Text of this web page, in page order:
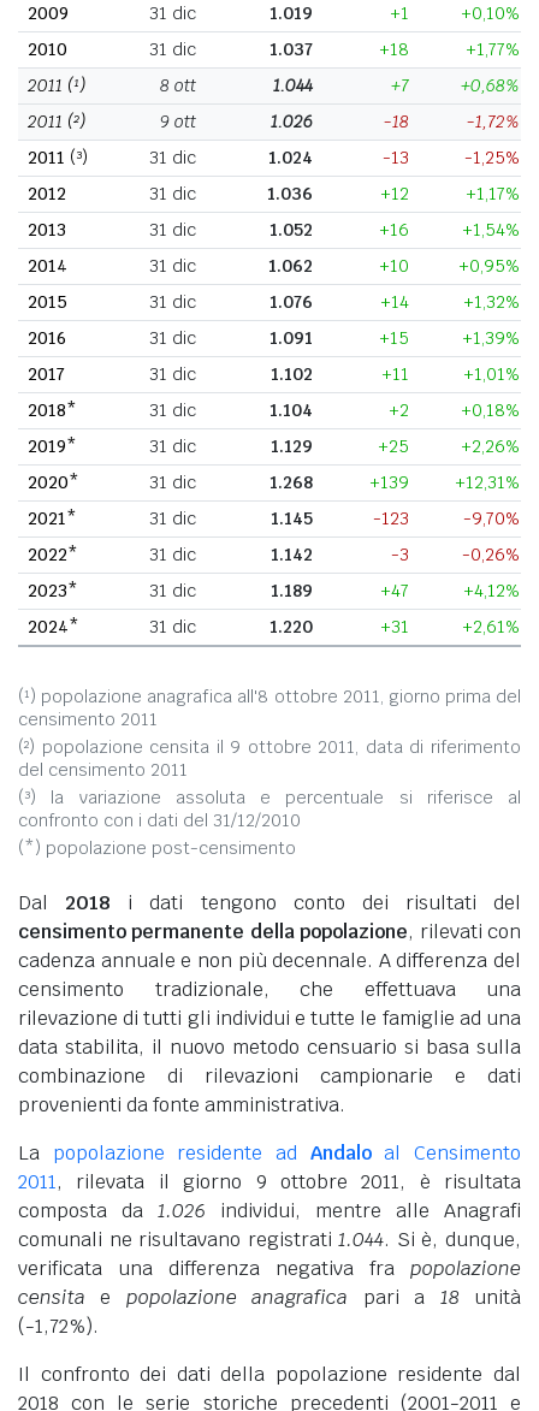
2009
31 dic 1.019 +1
+0,10%
2010
31 dic 1.037 +18
+1,77%
2011 (¹) 8 ott 1.044 +7
+0,68%
2011 (²) 9 ott 1.026 -18
-1,72%
2011 (³) 31 dic 1.024 -13
-1,25%
2012
31 dic 1.036 +12
+1,17%
2013
31 dic 1.052 +16
+1,54%
2014
31 dic 1.062 +10
+0,95%
2015
31 dic 1.076 +14
+1,32%
2016
31 dic 1.091 +15
+1,39%
2017
31 dic 1.102 +11
+1,01%
2018*
31 dic 1.104 +2
+0,18%
2019*
31 dic 1.129 +25
+2,26%
2020*
31 dic 1.268 +139
+12,31%
2021*
31 dic 1.145 -123
-9,70%
2022*
31 dic 1.142 -3
-0,26%
2023*
31 dic 1.189 +47
+4,12%
2024*
31 dic 1.220 +31 +2,61%
(¹) popolazione anagrafica all'8 ottobre 2011, giorno prima del
censimento 2011
(²) popolazione censita il 9 ottobre 2011, data di riferimento
del censimento 2011
(³) la variazione assoluta e percentuale si riferisce al
confronto con i dati del 31/12/2010
(*) popolazione post-censimento
Dal 2018 i dati tengono conto dei risultati del
censimento permanente della popolazione, rilevati con
cadenza annuale e non più decennale. A differenza del
censimento tradizionale, che effettuava una
rilevazione di tutti gli individui e tutte le famiglie ad una
data stabilita, il nuovo metodo censuario si basa sulla
combinazione di rilevazioni campionarie e dati
provenienti da fonte amministrativa.
La popolazione residente ad Andaloal Censimento
2011, rilevata il giorno 9 ottobre 2011, è risultata
composta da 1.026 individui, mentre alle Anagrafi
comunali ne risultavano registrati1.044. Si è, dunque,
verificata una differenza negativa fra popolazione
censita e popolazione anagrafica pari a 18 unità
(-1,72%).
Il confronto dei dati della popolazione residente dal
2018 con le serie storiche precedenti (2001-2011 e